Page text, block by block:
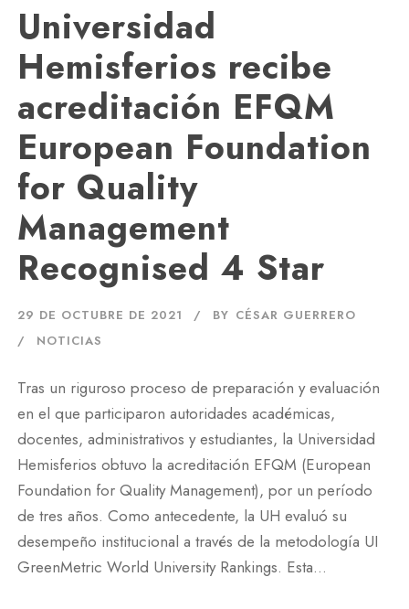
Universidad
Hemisferios recibe
acreditación EFQM
European Foundation
for Quality
Management
Recognised 4 Star
29 DE OCTUBRE DE 2021 BY CÉSAR GUERRERO
NOTICIAS
Tras un riguroso proceso de preparación y evaluación
en el que participaron autoridades académicas,
docentes, administrativos y estudiantes, la Universidad
Hemisferios obtuvo la acreditación EFQM (European
Foundation for Quality Management), por un período
de tres años. Como antecedente, la UH evaluó su
desempeño institucional a través de la metodología UI
GreenMetric World University Rankings. Esta...